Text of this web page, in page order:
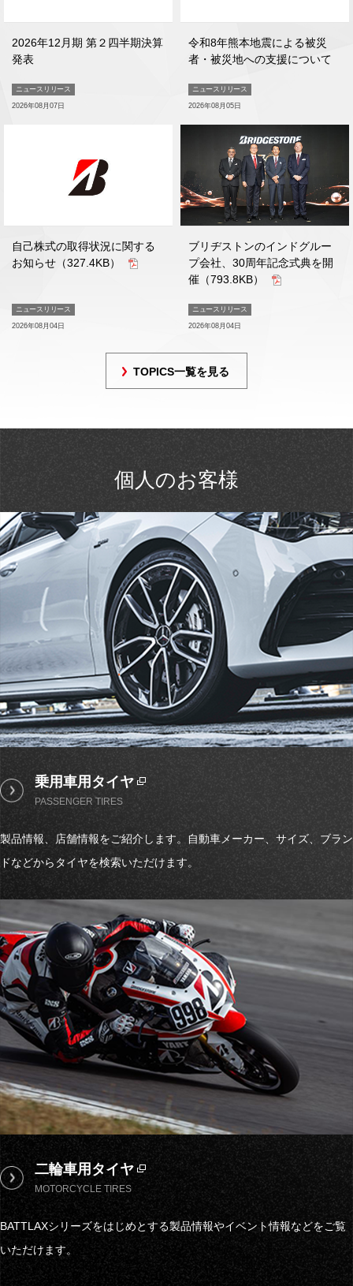
2026年12月期 第２四半期決算
発表
2026年08月07日
ニュースリリース
令和8年熊本地震による被災
者・被災地への支援について
2026年08月05日
ニュースリリース
自己株式の取得状況に関する
お知らせ（327.4KB）
2026年08月04日
ニュースリリース
ブリヂストンのインドグルー
プ会社、30周年記念式典を開
催（793.8KB）
2026年08月04日
ニュースリリース
TOPICS一覧を見る
個人のお客様
乗用車用タイヤ
PASSENGER TIRES
製品情報、店舗情報をご紹介します。自動車メーカー、サイズ、ブラン
ドなどからタイヤを検索いただけます。
二輪車用タイヤ
MOTORCYCLE TIRES
BATTLAXシリーズをはじめとする製品情報やイベント情報などをご覧
いただけます。